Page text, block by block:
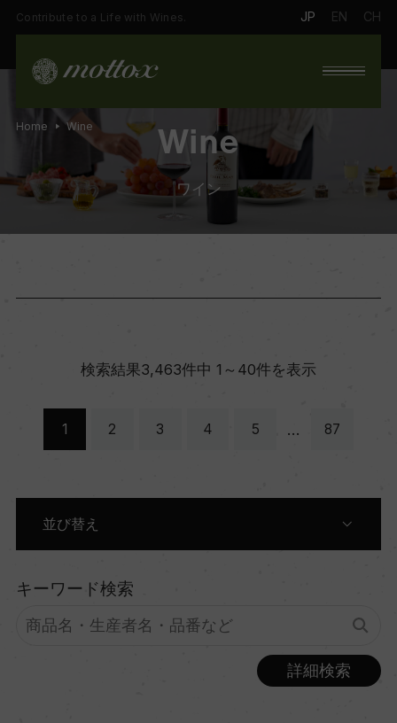
Contribute to a Life with Wines. JP EN CH
Wine
ワイン
Home Wine
検索結果3,463件中 1～40件を表示
1 2 3 4 5 … 87
並び替え
原産国別に表示
生産者別に表示
キーワード検索
詳細検索